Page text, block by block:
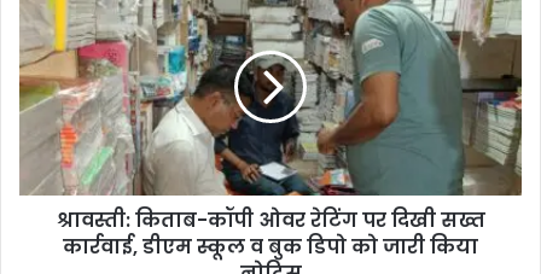
श्रावस्ती: किताब-कॉपी ओवर रेटिंग पर दिखी सख्त
कार्रवाई, डीएम स्कूल व बुक डिपो को जारी किया